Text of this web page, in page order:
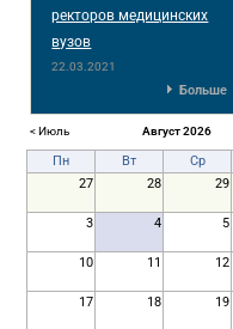
ректоров медицинских
вузов
22.03.2021
Больше
< Июль Август 2026
Пн Вт Ср
27
28 29
3 4 5
10 11 12
17 18 19